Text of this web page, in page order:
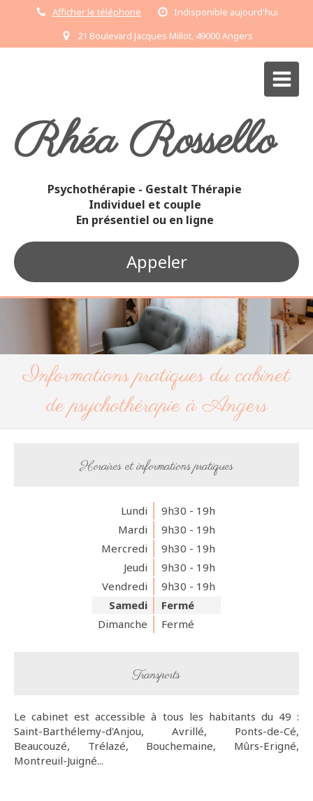
Afficher le téléphone
Indisponible aujourd'hui
21 Boulevard Jacques Millot, 49000 Angers
Rhéa Rossello
Psychothérapie - Gestalt Thérapie
Individuel et couple
En présentiel ou en ligne
Appeler
Informations pratiques du cabinet
de psychothérapie à Angers
Horaires et informations pratiques
Lundi
9h30 - 19h
Mardi
9h30 - 19h
Mercredi
9h30 - 19h
Jeudi
9h30 - 19h
Vendredi
9h30 - 19h
Samedi
Fermé
Dimanche
Fermé
Transports
Le cabinet est accessible à tous les habitants du 49 :
Saint-Barthélemy-d'Anjou, Avrillé, Ponts-de-Cé,
Beaucouzé, Trélazé, Bouchemaine, Mûrs-Erigné,
Montreuil-Juigné...